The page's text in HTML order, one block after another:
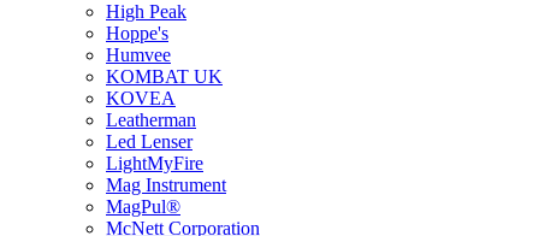
High Peak
Hoppe's
Humvee
KOMBAT UK
KOVEA
Leatherman
Led Lenser
LightMyFire
Mag Instrument
MagPul®
McNett Corporation